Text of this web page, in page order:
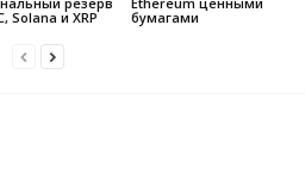
Solana и XRP
бумагами